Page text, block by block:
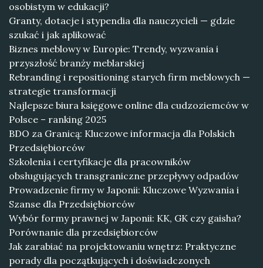
osobistym w edukacji?
Granty, dotacje i stypendia dla nauczycieli — gdzie
szukać i jak aplikować
Biznes meblowy w Europie: Trendy, wyzwania i
przyszłość branży meblarskiej
Rebranding i repositioning starych firm meblowych —
strategie transformacji
Najlepsze biura księgowe online dla cudzoziemców w
Polsce – ranking 2025
BDO za Granicą: Kluczowe informacja dla Polskich
Przedsiębiorców
Szkolenia i certyfikacje dla pracowników
obsługujących transgraniczne przepływy odpadów
Prowadzenie firmy w Japonii: Kluczowe Wyzwania i
Szanse dla Przedsiębiorców
Wybór formy prawnej w Japonii: KK, GK czy gaisha?
Porównanie dla przedsiębiorców
Jak zarabiać na projektowaniu wnętrz: Praktyczne
porady dla początkujących i doświadczonych